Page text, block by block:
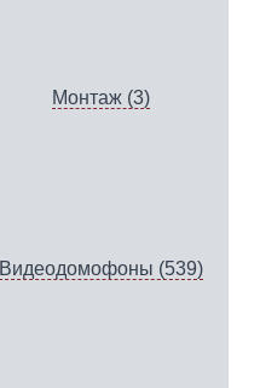
Монтаж (3)
Видеодомофоны (539)